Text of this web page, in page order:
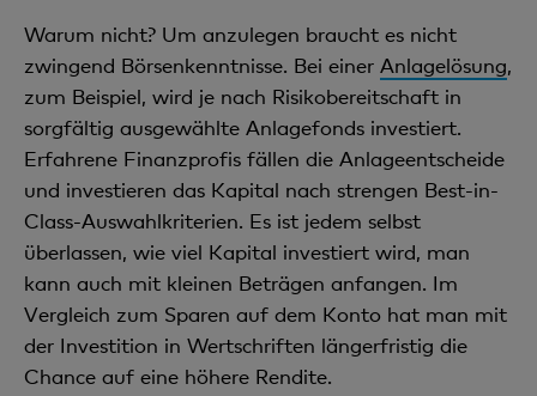
Warum nicht? Um anzulegen braucht es nicht
zwingend Börsenkenntnisse. Bei einer Anlagelösung,
zum Beispiel, wird je nach Risikobereitschaft in
sorgfältig ausgewählte Anlagefonds investiert.
Erfahrene Finanzprofis fällen die Anlageentscheide
und investieren das Kapital nach strengen Best-in-
Class-Auswahlkriterien. Es ist jedem selbst
überlassen, wie viel Kapital investiert wird, man
kann auch mit kleinen Beträgen anfangen. Im
Vergleich zum Sparen auf dem Konto hat man mit
der Investition in Wertschriften längerfristig die
Chance auf eine höhere Rendite.